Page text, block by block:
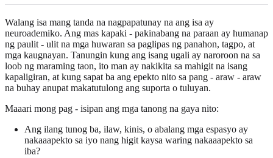
Walang isa mang tanda na nagpapatunay na ang isa ay
neuroademiko. Ang mas kapaki - pakinabang na paraan ay humanap
ng paulit - ulit na mga huwaran sa paglipas ng panahon, tagpo, at
mga kaugnayan. Tanungin kung ang isang ugali ay naroroon na sa
loob ng maraming taon, ito man ay nakikita sa mahigit na isang
kapaligiran, at kung sapat ba ang epekto nito sa pang - araw - araw
na buhay anupat makatutulong ang suporta o tuluyan.
Maaari mong pag - isipan ang mga tanong na gaya nito:
Ang ilang tunog ba, ilaw, kinis, o abalang mga espasyo ay
nakaaapekto sa iyo nang higit kaysa waring nakaaapekto sa
iba?